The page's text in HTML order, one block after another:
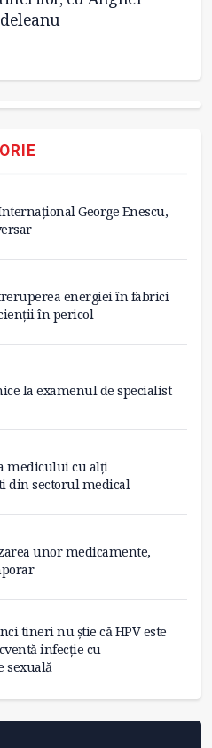
George Enescu,
energiei în fabrici
în pericol
la examenul de specialist
medicului cu alți
din sectorul medical
unor medicamente,
tineri nu știe că HPV este
infecție cu
sexuală